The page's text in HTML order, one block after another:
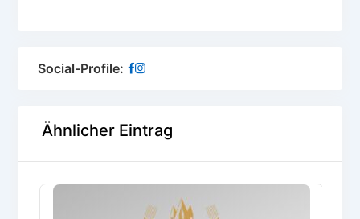
Social-Profile:
Ähnlicher Eintrag